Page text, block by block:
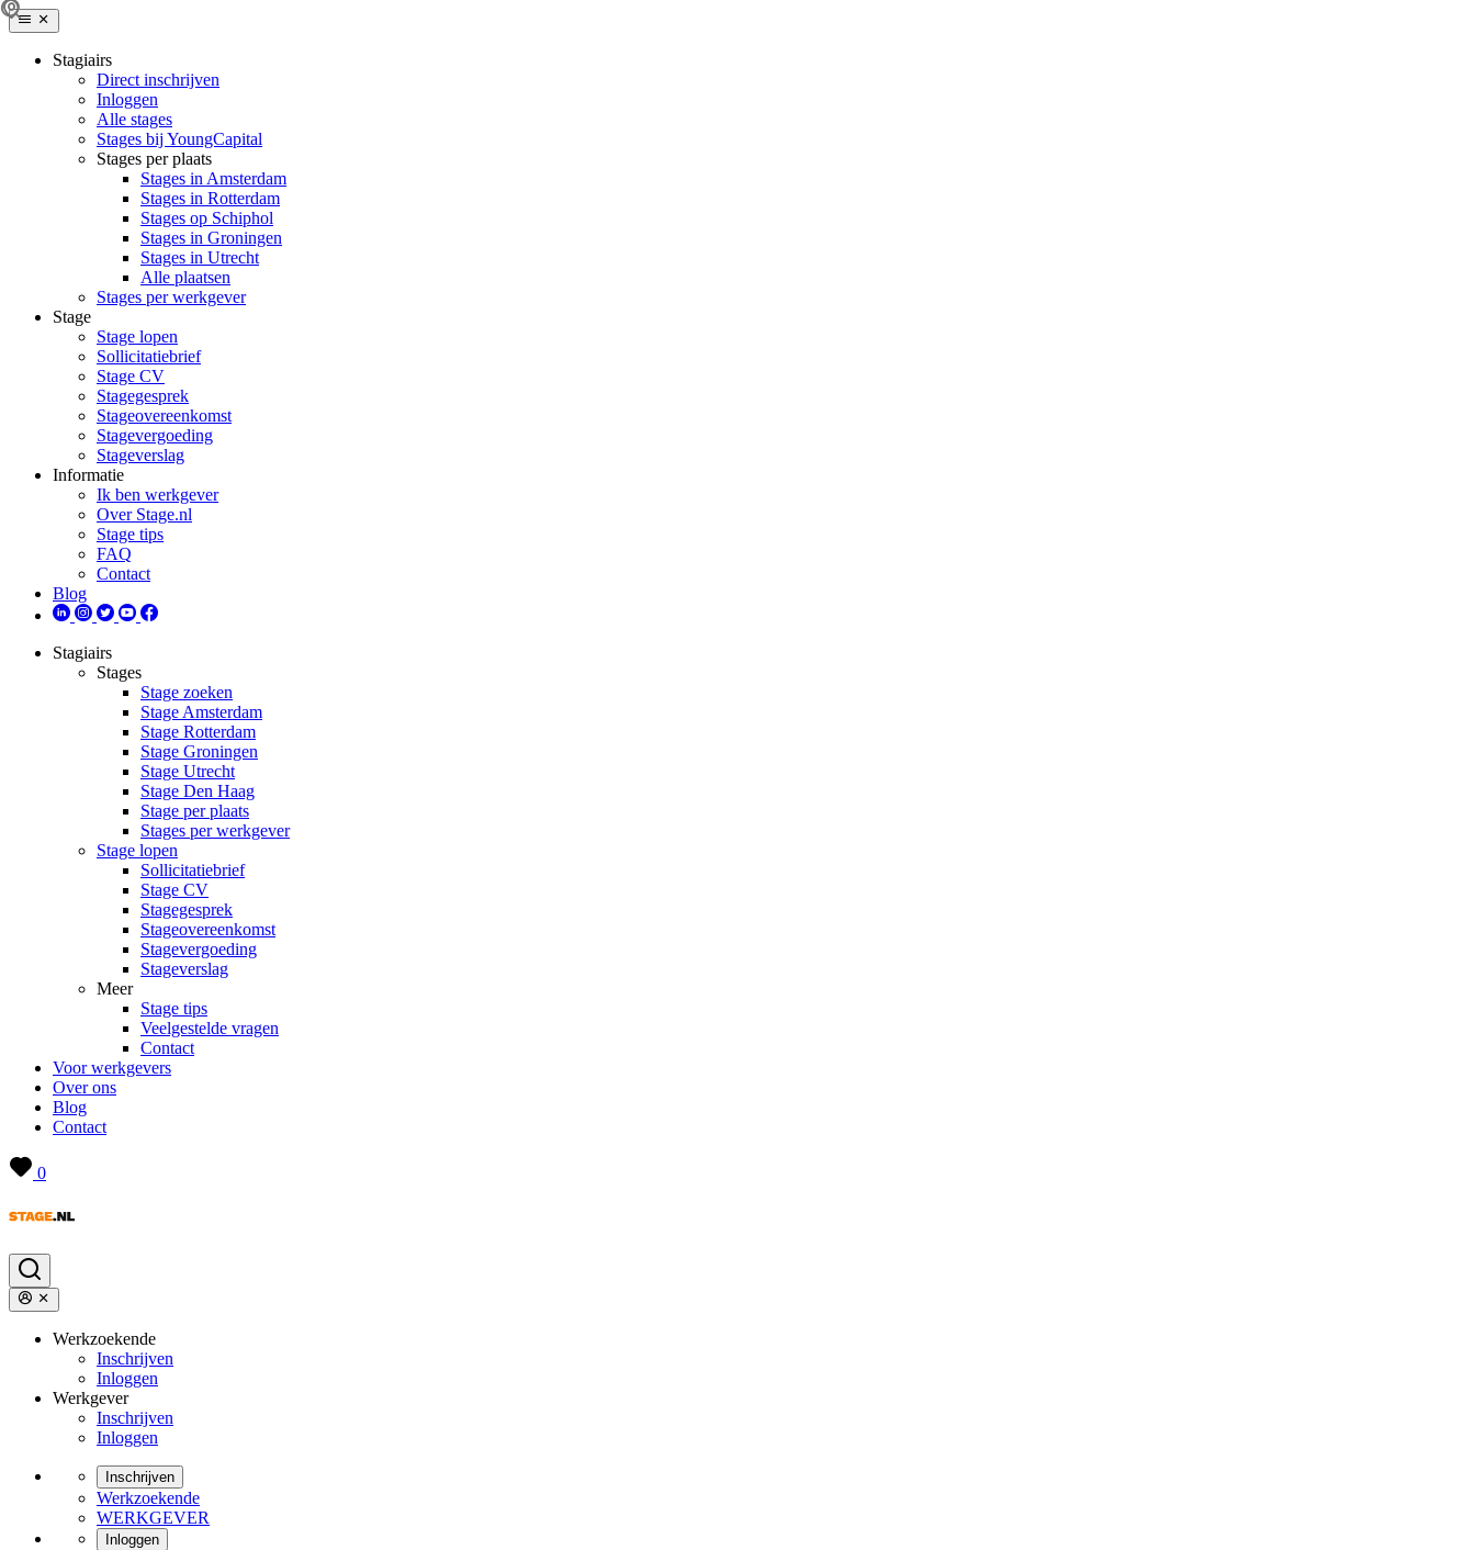
Stagiairs
Direct inschrijven
Inloggen
Alle stages
Stages bij YoungCapital
Stages per plaats
Stages in Amsterdam
Stages in Rotterdam
Stages op Schiphol
Stages in Groningen
Stages in Utrecht
Alle plaatsen
Stages per werkgever
Stage
Stage lopen
Sollicitatiebrief
Stage CV
Stagegesprek
Stageovereenkomst
Stagevergoeding
Stageverslag
Informatie
Ik ben werkgever
Over Stage.nl
Stage tips
FAQ
Contact
Blog
Stagiairs
Stages
Stage zoeken
Stage Amsterdam
Stage Rotterdam
Stage Groningen
Stage Utrecht
Stage Den Haag
Stage per plaats
Stages per werkgever
Stage lopen
Sollicitatiebrief
Stage CV
Stagegesprek
Stageovereenkomst
Stagevergoeding
Stageverslag
Meer
Stage tips
Veelgestelde vragen
Contact
Voor werkgevers
Over ons
Blog
Contact
0
Werkzoekende
Inschrijven
Inloggen
Werkgever
Inschrijven
Inloggen
Inschrijven
Werkzoekende
WERKGEVER
Inloggen